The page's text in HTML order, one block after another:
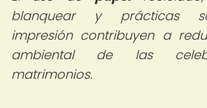
blanquear y prácticas
impresión contribuyen a
ambiental de las
matrimonios.